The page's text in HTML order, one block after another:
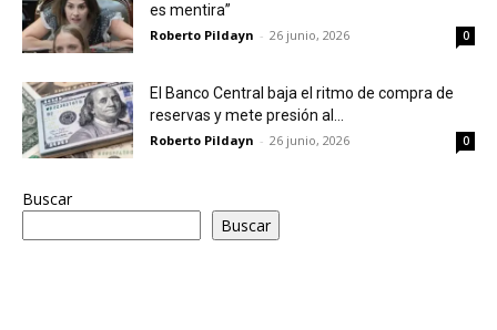
es mentira”
Roberto Pildayn - 26 junio, 2026 0
El Banco Central baja el ritmo de compra de
reservas y mete presión al...
Roberto Pildayn - 26 junio, 2026 0
Buscar
Buscar